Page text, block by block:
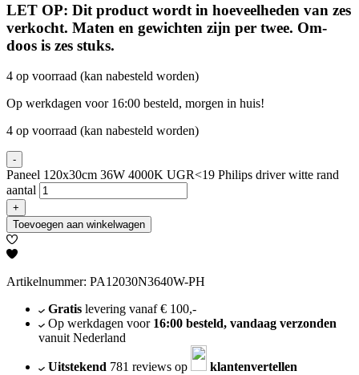
LET OP: Dit product wordt in hoeveelheden van zes
verkocht. Maten en gewichten zijn per twee. Om-
doos is zes stuks.
4 op voorraad (kan nabesteld worden)
Op werkdagen voor 16:00 besteld, morgen in huis!
4 op voorraad (kan nabesteld worden)
-
Paneel 120x30cm 36W 4000K UGR<19 Philips driver witte rand
aantal
+
Toevoegen aan winkelwagen
Artikelnummer: PA12030N3640W-PH
Gratislevering vanaf € 100,-
Op werkdagen voor 16:00 besteld, vandaag verzonden
vanuit Nederland
Uitstekend 781 reviews op
klantenvertellen